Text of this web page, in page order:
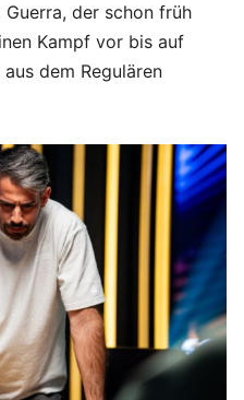
der schon früh
Kampf vor bis auf
dem Regulären